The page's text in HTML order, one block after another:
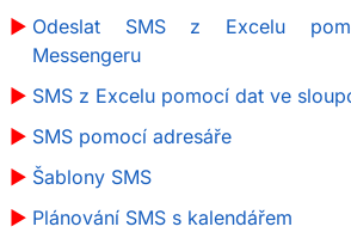
Odeslat SMS z Excelu
Messengeru
SMS z Excelu pomocí dat ve
SMS pomocí adresáře
Šablony SMS
Plánování SMS s kalendářem